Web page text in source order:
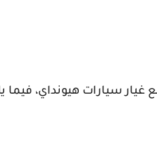
غيار سيارات هيونداي، فيما